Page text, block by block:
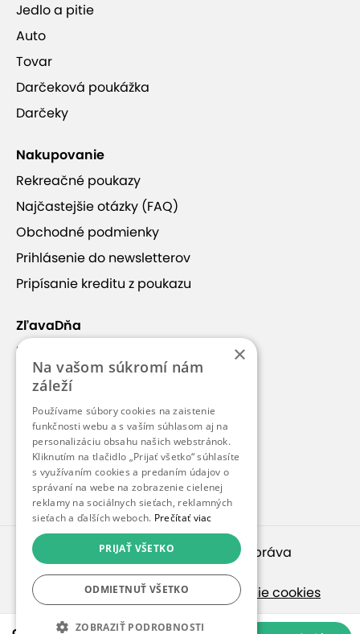
Jedlo a pitie
Auto
Tovar
Darčeková poukážka
Darčeky
Nakupovanie
Rekreačné poukazy
Najčastejšie otázky (FAQ)
Obchodné podmienky
Prihlásenie do newsletterov
Pripísanie kreditu z poukazu
ZľavaDňa
Náš príbeh
Kontakt
Kariéra
Blog
Pre médiá
Pre partnerov
© 2010 – 2026inspirago s. r. o.
. Všetky práva
vyhradené.
Ochrana osobných údajov|
Nastavenie cookies
Ak hľadáte ponuky v češtine, pozrite sa na
×
Na vašom súkromí nám
záleží
Používame súbory cookies na zaistenie
funkčnosti webu a s vaším súhlasom aj na
personalizáciu obsahu našich webstránok.
Kliknutím na tlačidlo „Prijať všetko“ súhlasíte
s využívaním cookies a predaním údajov o
správaní na webe na zobrazenie cielenej
reklamy na sociálnych sieťach, reklamných
sieťach a ďalších weboch. Prečítať viac
PRIJAŤ VŠETKO
ODMIETNUŤ VŠETKO
ZOBRAZIŤ PODROBNOSTI